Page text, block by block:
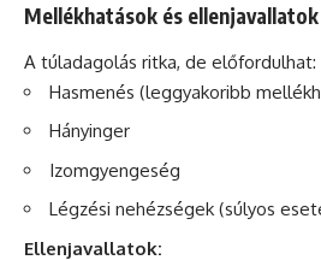
Mellékhatások és ellenjavallatok
A túladagolás ritka, de előfordulhat:
Hasmenés (leggyakoribb
Hányinger
Izomgyengeség
Légzési nehézségek (súlyos
Ellenjavallatok: